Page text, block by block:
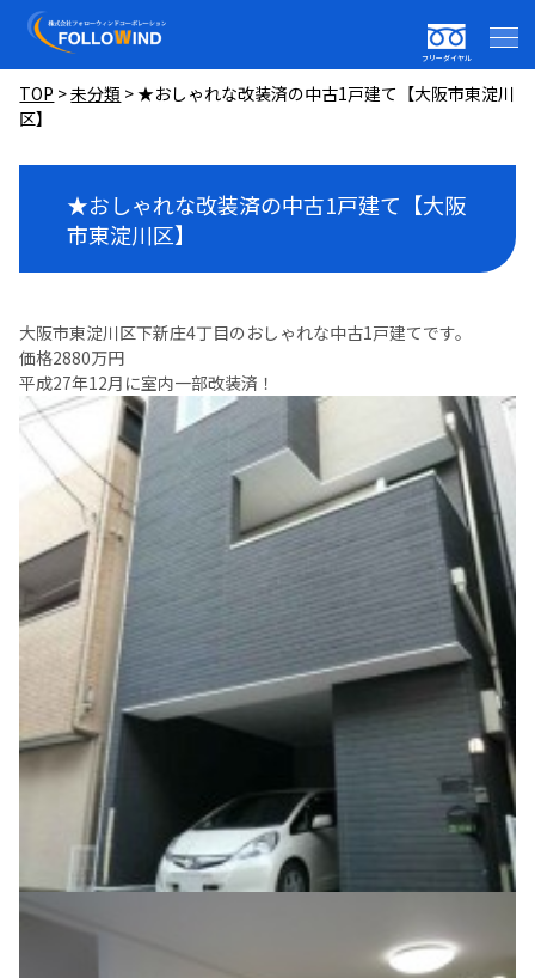
フリーダイヤル
TOP >未分類 >★おしゃれな改装済の中古1戸建て【大阪市東淀川
区】
★おしゃれな改装済の中古1戸建て【大阪
市東淀川区】
大阪市東淀川区下新庄4丁目のおしゃれな中古1戸建てです。
価格2880万円
平成27年12月に室内一部改装済！